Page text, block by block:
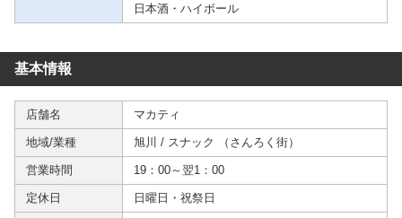
日本酒・ハイボール
基本情報
店舗名 マカティ
地域/業種 旭川 / スナック （ さんろく街）
営業時間 19：00～翌1：00
定休日 日曜日・祝祭日